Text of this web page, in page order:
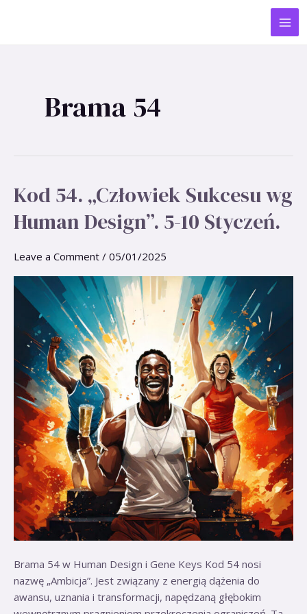
Brama 54
Kod 54. „Człowiek Sukcesu wg
Human Design”. 5-10 Styczeń.
Leave a Comment / 05/01/2025
Brama 54 w Human Design i Gene Keys Kod 54 nosi
nazwę „Ambicja”. Jest związany z energią dążenia do
awansu, uznania i transformacji, napędzaną głębokim
Kod
54.
„Człowiek
wg
Design”.
Styczeń.